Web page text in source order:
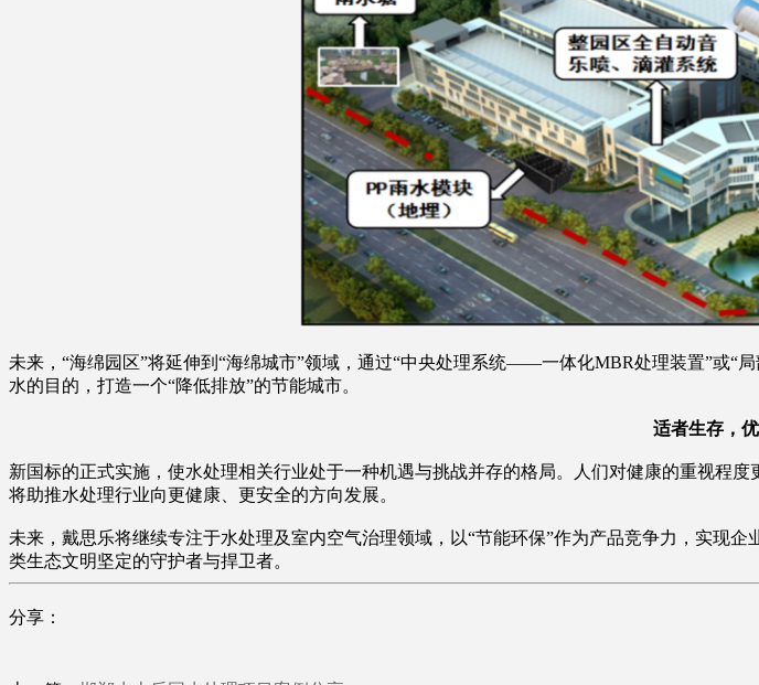
未来，“海绵园区”将延伸到“海绵城市”领域，通过“中央处理系统——一体化MBR处理装置”或“
水的目的，打造一个“降低排放”的节能城市。
适者生存，
新国标的正式实施，使水处理相关行业处于一种机遇与挑战并存的格局。人们对健康的重视程
将助推水处理行业向更健康、更安全的方向发展。
未来，戴思乐将继续专注于水处理及室内空气治理领域，以“节能环保”作为产品竞争力，实现
类生态文明坚定的守护者与捍卫者。
分享：